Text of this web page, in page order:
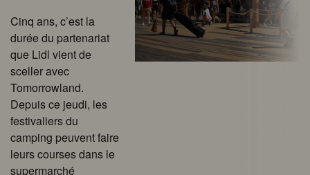
Cinq ans, c’est la
durée du partenariat
que Lidl vient de
sceller avec
Tomorrowland.
Depuis ce jeudi, les
festivaliers du
camping peuvent faire
leurs courses dans le
supermarché